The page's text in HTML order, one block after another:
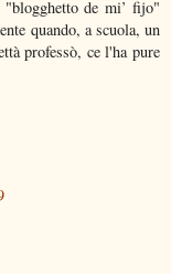
de mi’ fijo"
quando, a scuola, un
professò, ce l'ha pure